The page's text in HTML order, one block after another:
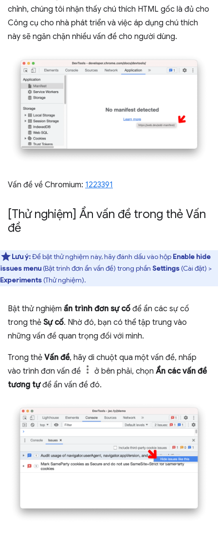
chỉnh, chúng tôi nhận thấy chú thích HTML gốc là đủ cho
Công cụ cho nhà phát triển và việc áp dụng chú thích
này sẽ ngăn chặn nhiều vấn đề cho người dùng.
Vấn đề về Chromium: 1223391
[Thử nghiệm] Ẩn vấn đề trong thẻ Vấn
đề
Lưu ý:Để bật thử nghiệm này, hãy đánh dấu vào hộp Enable hide
issues menu(Bật trình đơn ẩn vấn đề) trong phần Settings(Cài đặt) >
Experiments(Thử nghiệm).
Bật thử nghiệm ẩn trình đơn sự cố để ẩn các sự cố
trong thẻ Sự cố. Nhờ đó, bạn có thể tập trung vào
những vấn đề quan trọng đối với mình.
Trong thẻ Vấn đề, hãy di chuột qua một vấn đề, nhấp
vào trình đơn vấn đề
ở bên phải, chọn Ẩn các vấn đề
tương tựđể ẩn vấn đề đó.